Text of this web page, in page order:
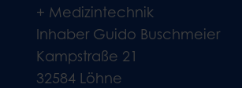
+ Medizintechnik
Inhaber Guido Buschmeier
Kampstraße 21
32584 Löhne